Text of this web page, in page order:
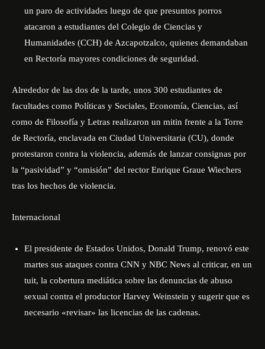
un paro de actividades luego de que presuntos porros
atacaron a estudiantes del Colegio de Ciencias y
Humanidades (CCH) de Azcapotzalco, quienes demandaban
en Rectoría mayores condiciones de seguridad.
Alrededor de las dos de la tarde, unos 300 estudiantes de
facultades como Políticas y Sociales, Economía, Ciencias, así
como de Filosofía y Letras realizaron un mitin frente a la Torre
de Rectoría, enclavada en Ciudad Universitaria (CU), donde
protestaron contra la violencia, además de lanzar consignas por
la “pasividad” y “omisión” del rector Enrique Graue Wiechers
tras los hechos de violencia.
Internacional
El presidente de Estados Unidos, Donald Trump, renovó este
martes sus ataques contra CNN y NBC News al criticar, en un
tuit, la cobertura mediática sobre las denuncias de abuso
sexual contra el productor Harvey Weinstein y sugerir que es
necesario «revisar» las licencias de las cadenas.